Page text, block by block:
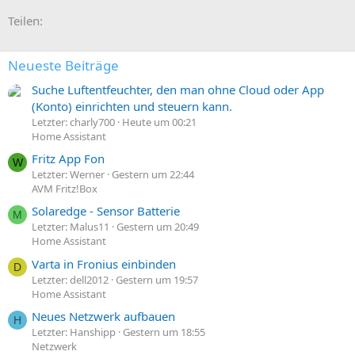
Teilen:
Neueste Beiträge
Suche Luftentfeuchter, den man ohne Cloud oder App
(Konto) einrichten und steuern kann.
Letzter: charly700 Heute um 00:21
Home Assistant
W Fritz App Fon
Letzter: Werner Gestern um 22:44
AVM Fritz!Box
M Solaredge - Sensor Batterie
Letzter: Malus11
Gestern um 20:49
Home Assistant
D Varta in Fronius einbinden
Letzter: dell2012 Gestern um 19:57
Home Assistant
H Neues Netzwerk aufbauen
Letzter: Hanshipp Gestern um 18:55
Netzwerk